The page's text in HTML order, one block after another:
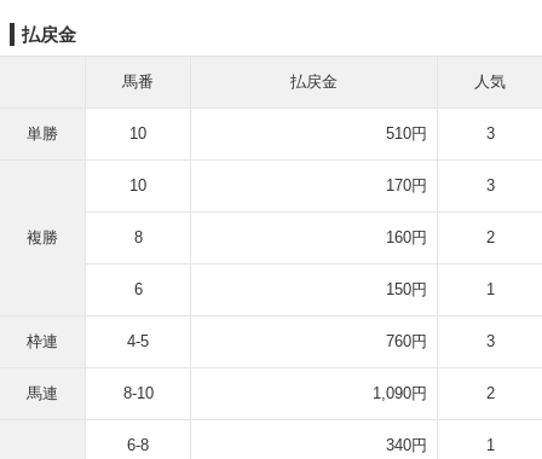
払戻金
馬番 払戻金 人気
単勝 10 510円 3
複勝
10 170円 3
8 160円 2
6 150円 1
枠連 4-5 760円 3
馬連 8-10 1,090円 2
6-8 340円 1